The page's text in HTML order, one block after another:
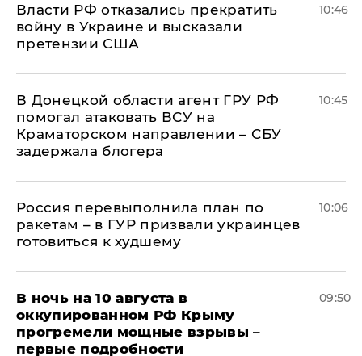
Власти РФ отказались прекратить
войну в Украине и высказали
претензии США
10:46
В Донецкой области агент ГРУ РФ
помогал атаковать ВСУ на
Краматорском направлении – СБУ
задержала блогера
10:45
Россия перевыполнила план по
ракетам – в ГУР призвали украинцев
готовиться к худшему
10:06
В ночь на 10 августа в
оккупированном РФ Крыму
прогремели мощные взрывы –
первые подробности
09:50